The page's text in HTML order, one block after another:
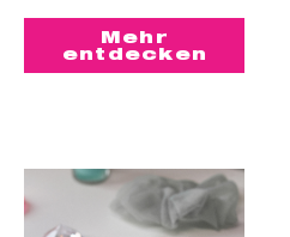
Mehr
entdecken